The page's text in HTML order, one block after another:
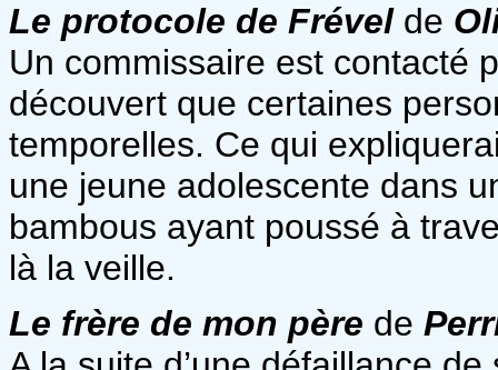
Le protocole de Frévelde
Un commissaire est contacté
découvert que certaines
temporelles. Ce qui
une jeune adolescente dans
bambous ayant poussé à
là la veille.
Le frère de mon père de